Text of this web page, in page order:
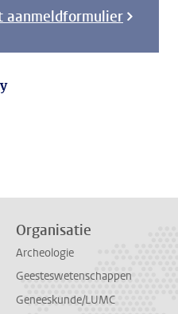
aanmeldformulier
Organisatie
Archeologie
Geesteswetenschappen
Geneeskunde/LUMC